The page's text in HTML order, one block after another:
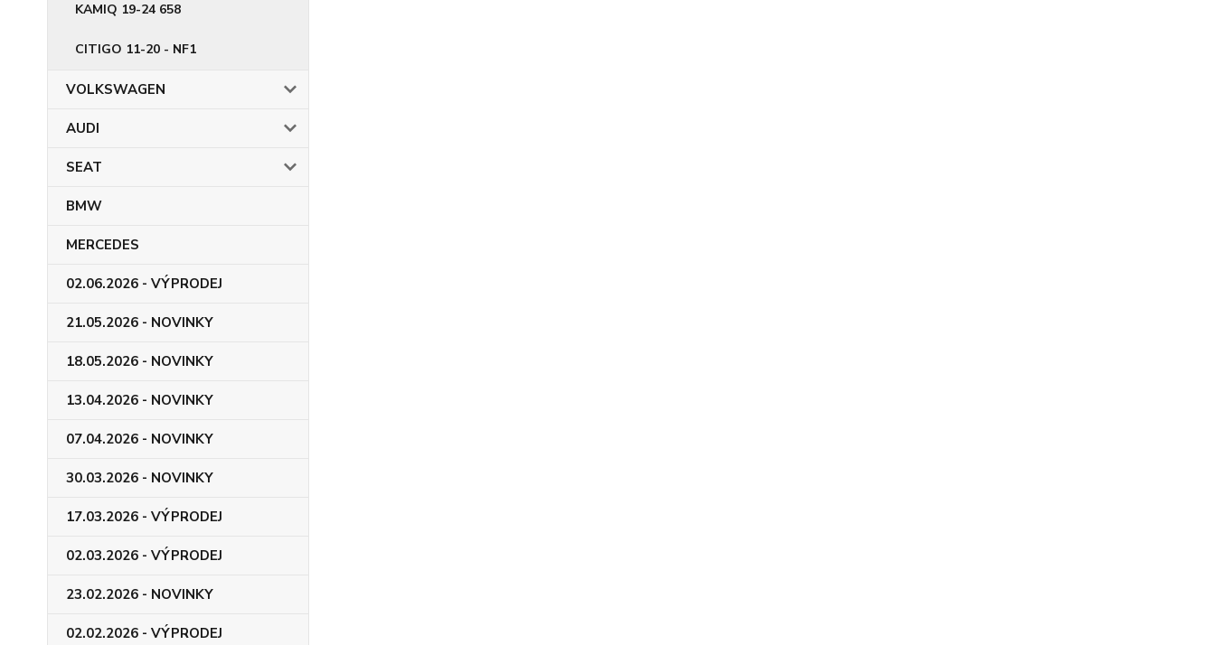
KAMIQ 19-24 658
CITIGO 11-20 - NF1
VOLKSWAGEN
AUDI
SEAT
BMW
MERCEDES
02.06.2026 - VÝPRODEJ
21.05.2026 - NOVINKY
18.05.2026 - NOVINKY
13.04.2026 - NOVINKY
07.04.2026 - NOVINKY
30.03.2026 - NOVINKY
17.03.2026 - VÝPRODEJ
02.03.2026 - VÝPRODEJ
23.02.2026 - NOVINKY
02.02.2026 - VÝPRODEJ